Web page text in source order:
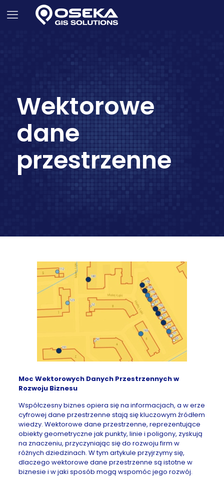
Wektorowe
dane
przestrzenne
Moc Wektorowych Danych Przestrzennych w
Rozwoju Biznesu
Współczesny biznes opiera się na informacjach, a w erze
cyfrowej dane przestrzenne stają się kluczowym źródłem
wiedzy. Wektorowe dane przestrzenne, reprezentujące
obiekty geometryczne jak punkty, linie i poligony, zyskują
na znaczeniu, przyczyniając się do rozwoju firm w
różnych dziedzinach. W tym artykule przyjrzymy się,
dlaczego wektorowe dane przestrzenne są istotne w
biznesie i w jaki sposób mogą wspomóc jego rozwój.